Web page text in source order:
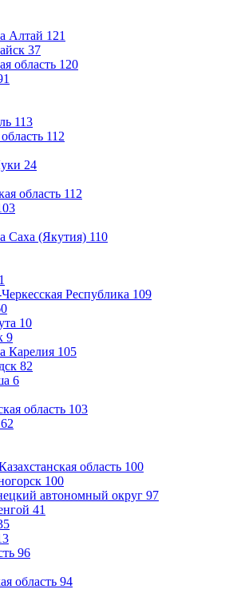
Алтай 121
37
область 120
113
112
24
область 112
Саха (Якутия) 110
1
Республика 109
10
9
Карелия 105
82
6
область 103
62
область 100
100
автономный округ 97
41
96
область 94